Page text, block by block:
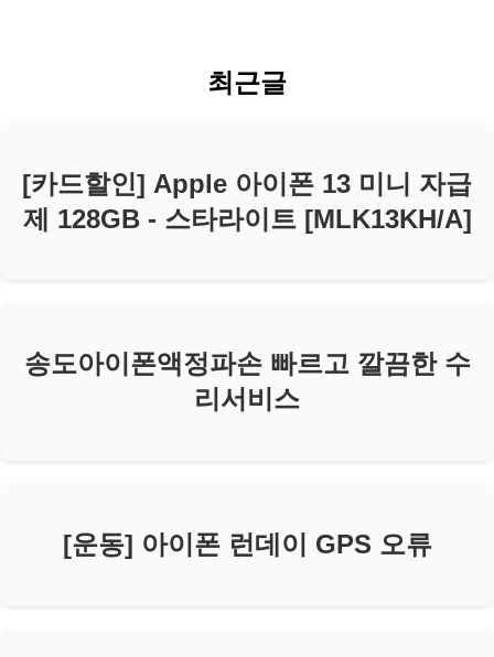
최근글
[카드할인] Apple 아이폰 13 미니 자급
제 128GB - 스타라이트 [MLK13KH/A]
송도아이폰액정파손 빠르고 깔끔한 수
리서비스
[운동] 아이폰 런데이 GPS 오류